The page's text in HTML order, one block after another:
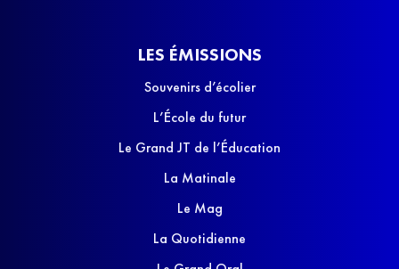
LES ÉMISSIONS
Souvenirs d’écolier
L’École du futur
Le Grand JT de l’Éducation
La Matinale
Le Mag
La Quotidienne